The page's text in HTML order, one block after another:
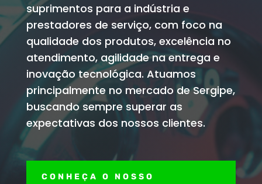
suprimentos para a indústria e
prestadores de serviço, com foco na
qualidade dos produtos, excelência no
atendimento, agilidade na entrega e
inovação tecnológica. Atuamos
principalmente no mercado de Sergipe,
buscando sempre superar as
expectativas dos nossos clientes.
CONHEÇA O NOSSO